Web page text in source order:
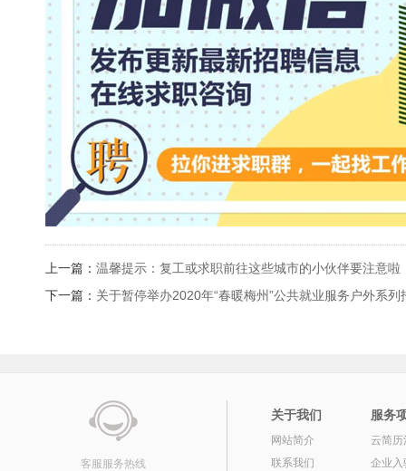
上一篇： 温馨提示：复工或求职前往这些城市的小伙伴要注意啦
下一篇： 关于暂停举办2020年“春暖梅州”公共就业服务户外系
客服服务热线
关于我们
网站简介
联系我们
服务
云简历
企业入